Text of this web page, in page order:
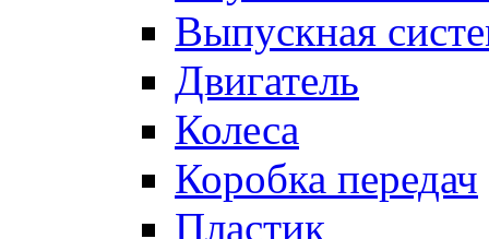
Выпускная
Двигатель
Колеса
Коробка передач
Пластик